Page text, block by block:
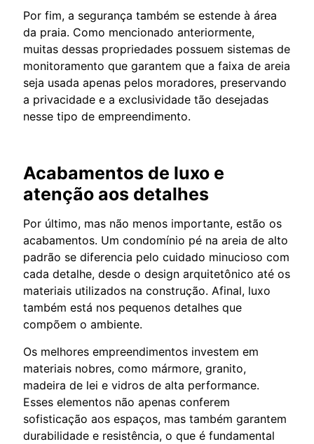
Por fim, a segurança também se estende à área
da praia. Como mencionado anteriormente,
muitas dessas propriedades possuem sistemas de
monitoramento que garantem que a faixa de areia
seja usada apenas pelos moradores, preservando
a privacidade e a exclusividade tão desejadas
nesse tipo de empreendimento.
Acabamentos de luxo e
atenção aos detalhes
Por último, mas não menos importante, estão os
acabamentos. Um condomínio pé na areia de alto
padrão se diferencia pelo cuidado minucioso com
cada detalhe, desde o design arquitetônico até os
materiais utilizados na construção. Afinal, luxo
também está nos pequenos detalhes que
compõem o ambiente.
Os melhores empreendimentos investem em
materiais nobres, como mármore, granito,
madeira de lei e vidros de alta performance.
Esses elementos não apenas conferem
sofisticação aos espaços, mas também garantem
durabilidade e resistência, o que é fundamental